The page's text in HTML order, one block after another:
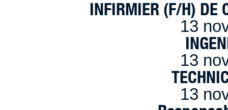
INFIRMIER (F/H) DE
13
13
13